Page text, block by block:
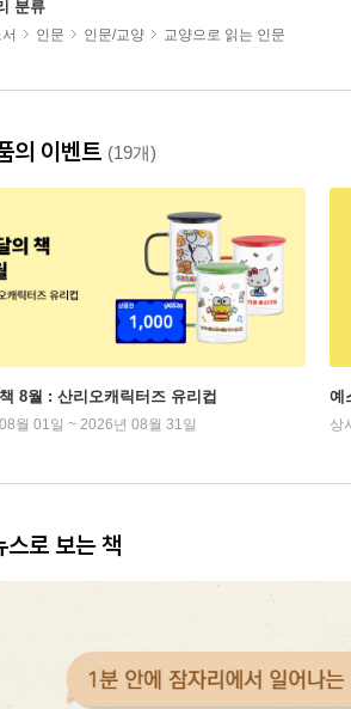
분류
인문 인문/교양 교양으로 읽는 인문
의 이벤트 (19개)
8월 : 산리오캐릭터즈 유리컵
월 01일 ~ 2026년 08월 31일
예
상
스로 보는 책